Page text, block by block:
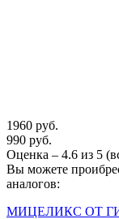
1960 руб.
990 руб.
Оценка – 4.6 из 5
Вы можете
аналогов:
МИЦЕЛИКС ОТ